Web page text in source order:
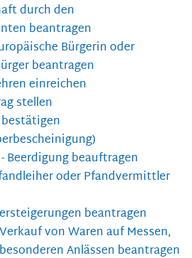
durch den
beantragen
Bürgerin oder
beantragen
einreichen
stellen
Beerdigung beauftragen
oder Pfandvermittler
beantragen
von Waren auf Messen,
Anlässen beantragen